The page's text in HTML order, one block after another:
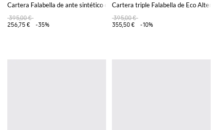
Cartera Falabella de ante sintético craquelado
395,00 €
256,75 €
-35%
Cartera triple Falabella de Eco Alter
395,00 €
355,50 €
-10%